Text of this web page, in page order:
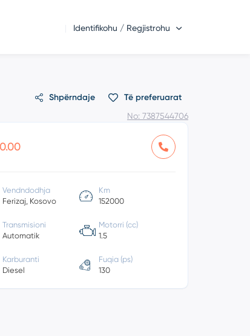
Identifikohu / Regjistrohu
Shpërndaje Të preferuarat
No: 7387544706
Vendndodhja
Ferizaj, Kosovo
Km
152000
Transmisioni
Automatik
Motorri (cc)
1.5
Karburanti
Diesel
Fuqia (ps)
130